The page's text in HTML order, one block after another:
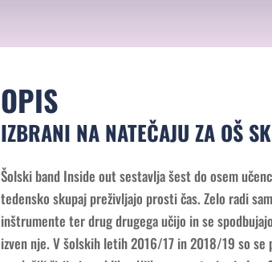
OPIS
IZBRANI NA NATEČAJU ZA OŠ
Šolski band Inside out sestavlja šest do osem
tedensko skupaj preživljajo prosti čas. Zelo radi
inštrumente ter drug drugega učijo in se
izven nje. V šolskih letih 2016/17 in 2018/19 so